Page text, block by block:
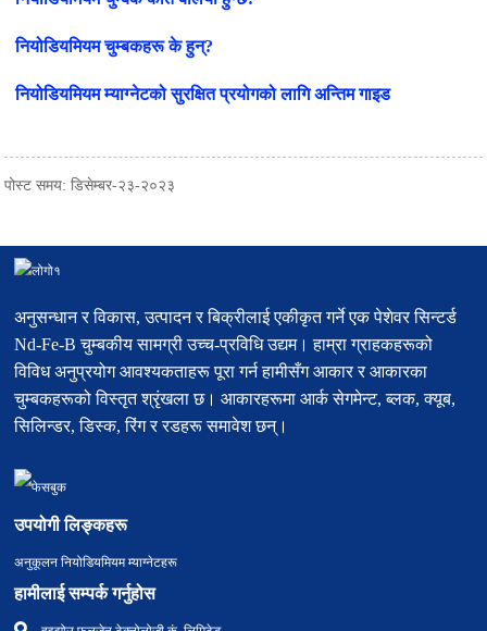
नियोडियमियम चुम्बकहरू के हुन्?
नियोडियमियम म्याग्नेटको सुरक्षित प्रयोगको लागि अन्तिम गाइड
पोस्ट समय: डिसेम्बर-२३-२०२३
अनुसन्धान र विकास, उत्पादन र बिक्रीलाई एकीकृत गर्ने एक पेशेवर सिन्टर्ड
Nd-Fe-B चुम्बकीय सामग्री उच्च-प्रविधि उद्यम। हाम्रा ग्राहकहरूको
विविध अनुप्रयोग आवश्यकताहरू पूरा गर्न हामीसँग आकार र आकारका
चुम्बकहरूको विस्तृत श्रृंखला छ। आकारहरूमा आर्क सेगमेन्ट, ब्लक, क्यूब,
सिलिन्डर, डिस्क, रिंग र रडहरू समावेश छन्।
उपयोगी लिङ्कहरू
अनुकूलन नियोडियमियम म्याग्नेटहरू
हामीलाई सम्पर्क गर्नुहोस